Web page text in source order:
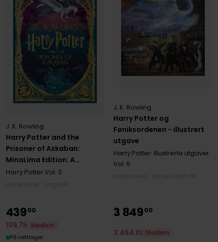
Harry Potter and the
Prisoner of Azkaban:
MinaLima Edition: A
sumptuously illustrated
J. K. Rowling
Harry Potter Vol. 3
Harry Potter og
Føniksordenen - illustrert
utgave
J. K. Rowling
Harry Potter: Illustrerte utgaver
Vol. 5
43900
109,75
Medlem
På nettlager
3 84900
3 464,10 Medlem